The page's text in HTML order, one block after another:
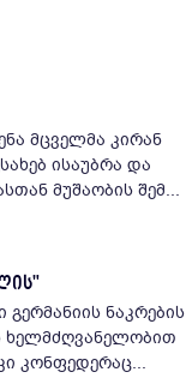
მცველმა კირან
ისაუბრა და
მუშაობის შემ...
ნაკრების
კონფედერაც...